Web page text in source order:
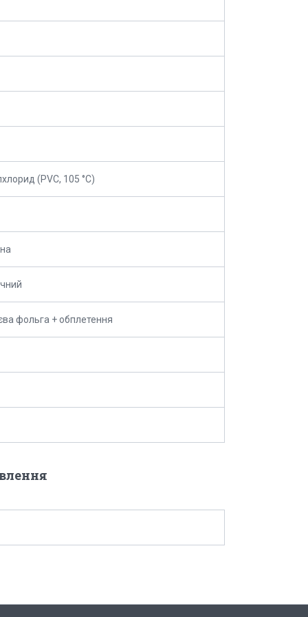
(PVC, 105 °C)
фольга + обплетення